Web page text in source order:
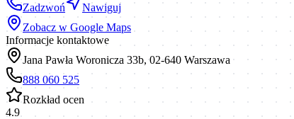
Zadzwoń
Nawiguj
Zobacz w Google Maps
Informacje kontaktowe
Jana Pawła Woronicza 33b, 02-640 Warszawa
888 060 525
Rozkład ocen
4.9